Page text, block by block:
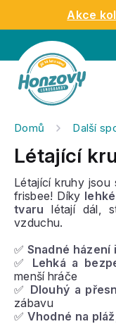
obsah
Akce
Domů Další
Létající
Létající kruhy jsou
frisbee! Díky
tvaru létají dál,
vzduchu.
✅ Snadné házení
✅ Lehká a
menší hráče
✅ Dlouhý a
zábavu
✅ Vhodné na